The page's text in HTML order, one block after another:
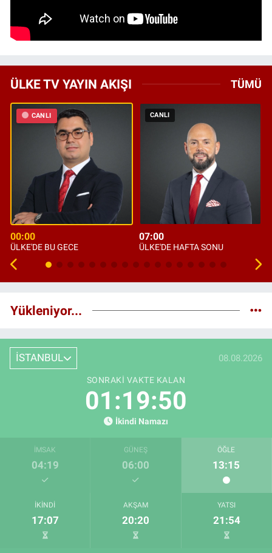
ÜLKE TV YAYIN AKIŞI TÜMÜ
CANLI
00:00
ÜLKE'DE BU GECE
CANLI
07:00
ÜLKE'DE HAFTA SONU
Yükleniyor...
İSTANBUL 08.08.2026
SONRAKI VAKTE KALAN
01:19:49
İkindi Namazı
İMSAK
04:19
GÜNEŞ
06:00
ÖĞLE
13:15
İKINDI
17:07
AKŞAM
20:20
YATSI
21:54